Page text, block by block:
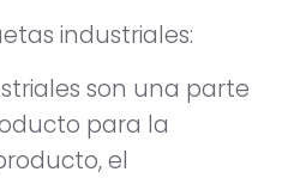
industriales:
son una parte
para la
el